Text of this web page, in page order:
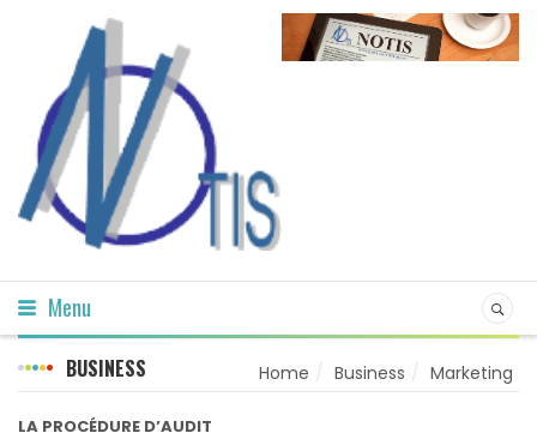
Menu
BUSINESS Home Business Marketing
LA PROCÉDURE D’AUDIT